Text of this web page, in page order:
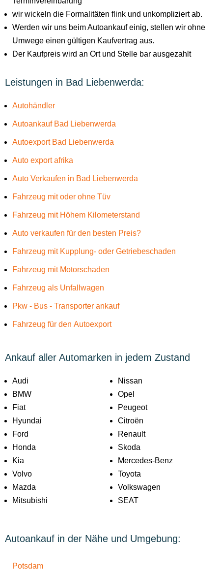
wir wickeln die Formalitäten flink und unkompliziert ab.
Werden wir uns beim Autoankauf einig, stellen wir ohne
Umwege einen gültigen Kaufvertrag aus.
Der Kaufpreis wird an Ort und Stelle bar ausgezahlt
Leistungen in Bad Liebenwerda:
Autohändler
Autoankauf Bad Liebenwerda
Autoexport Bad Liebenwerda
Auto export afrika
Auto Verkaufen in Bad Liebenwerda
Fahrzeug mit oder ohne Tüv
Fahrzeug mit Höhem Kilometerstand
Auto verkaufen für den besten Preis?
Fahrzeug mit Kupplung- oder Getriebeschaden
Fahrzeug mit Motorschaden
Fahrzeug als Unfallwagen
Pkw - Bus - Transporter ankauf
Fahrzeug für den Autoexport
Ankauf aller Automarken in jedem Zustand
Audi
BMW
Fiat
Hyundai
Ford
Honda
Kia
Volvo
Mazda
Mitsubishi
Nissan
Opel
Peugeot
Citroën
Renault
Skoda
Mercedes-Benz
Toyota
Volkswagen
SEAT
Autoankauf in der Nähe und Umgebung:
Potsdam